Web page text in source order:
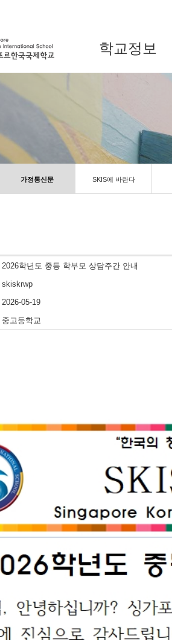
학교정보
가정통신문 SKIS에 바란다
2026학년도 중등 학부모 상담주간 안내
skiskrwp
2026-05-19
중고등학교